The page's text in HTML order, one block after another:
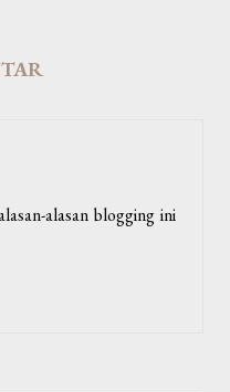
alasan blogging ini